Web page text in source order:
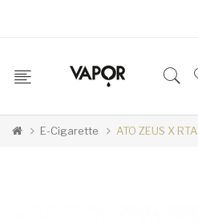
E-Cigarette ATO ZEUS X RTA